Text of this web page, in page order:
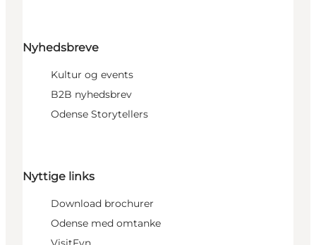
Nyhedsbreve
Kultur og events
B2B nyhedsbrev
Odense Storytellers
Nyttige links
Download brochurer
Odense med omtanke